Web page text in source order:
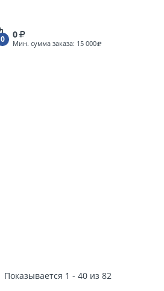
0 0
Мин. сумма заказа: 15 000
Показывается 1 - 40 из 82